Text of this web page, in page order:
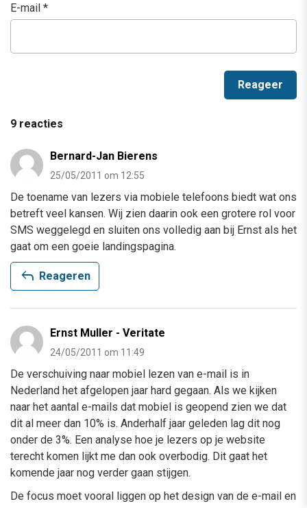
E-mail *
9 reacties
Bernard-Jan Bierens
25/05/2011 om 12:55
De toename van lezers via mobiele telefoons biedt wat ons
betreft veel kansen. Wij zien daarin ook een grotere rol voor
SMS weggelegd en sluiten ons volledig aan bij Ernst als het
gaat om een goeie landingspagina.
reply Reageren
Ernst Muller - Veritate
24/05/2011 om 11:49
De verschuiving naar mobiel lezen van e-mail is in
Nederland het afgelopen jaar hard gegaan. Als we kijken
naar het aantal e-mails dat mobiel is geopend zien we dat
dit al meer dan 10% is. Anderhalf jaar geleden lag dit nog
onder de 3%. Een analyse hoe je lezers op je website
terecht komen lijkt me dan ook overbodig. Dit gaat het
komende jaar nog verder gaan stijgen.
De focus moet vooral liggen op het design van de e-mail en